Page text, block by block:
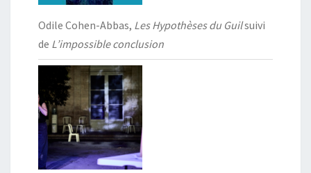
Odile Cohen-Abbas, Les Hypothèses du Guilsuivi
de L’impossible conclusion